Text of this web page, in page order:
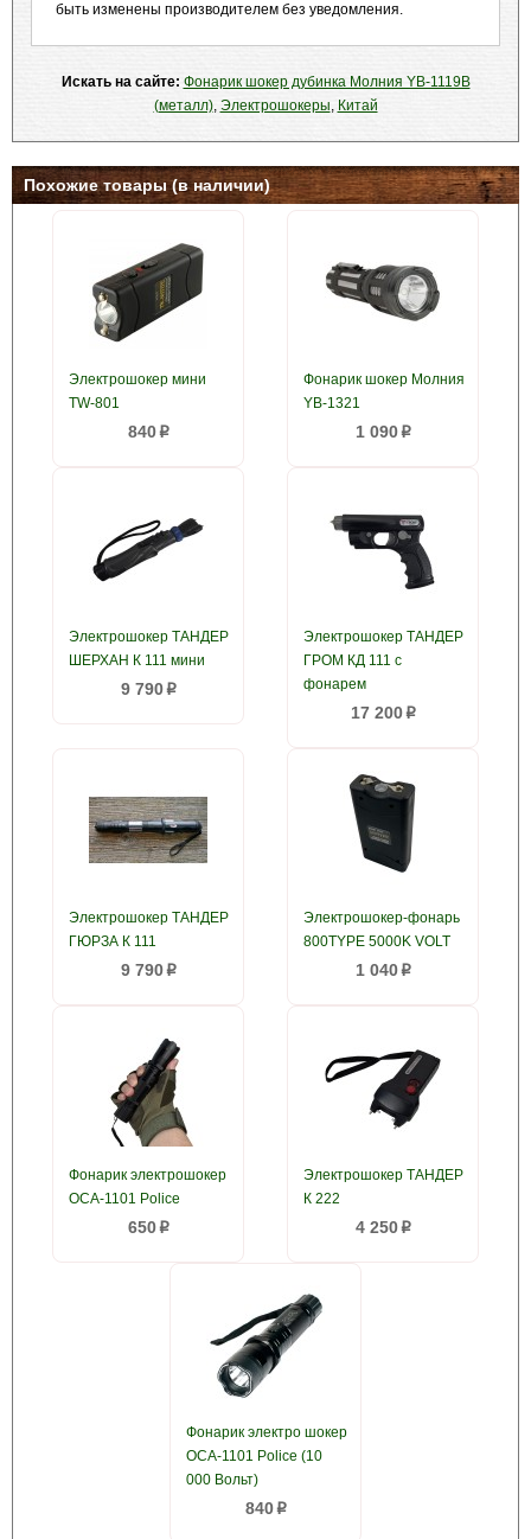
быть изменены производителем без уведомления.
Искать на сайте: Фонарик шокер дубинка Молния YB-1119B
(металл), Электрошокеры, Китай
Похожие товары (в наличии)
Электрошокер мини
TW-801
840p
Фонарик шокер Молния
YB-1321
1 090p
Электрошокер ТАНДЕР
ШЕРХАН К 111 мини
9 790p
Электрошокер ТАНДЕР
ГРОМ КД 111 с
фонарем
17 200p
Электрошокер ТАНДЕР
ГЮРЗА К 111
9 790p
Электрошокер-фонарь
800TYPE 5000K VOLT
1 040p
Фонарик электрошокер
ОСА-1101 Police
650p
Электрошокер ТАНДЕР
К 222
4 250p
Фонарик электро шокер
ОСА-1101 Police (10
000 Вольт)
840p